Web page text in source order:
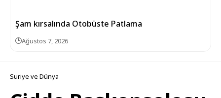
Şam kırsalında Otobüste Patlama
Ağustos 7, 2026
Suriye ve Dünya